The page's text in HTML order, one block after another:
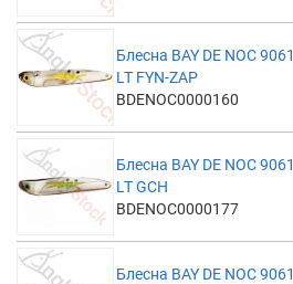
Блесна BAY DE NOC 9061
LT FYN-ZAP
BDENOC0000160
Блесна BAY DE NOC 9061
LT GCH
BDENOC0000177
Блесна BAY DE NOC 9061